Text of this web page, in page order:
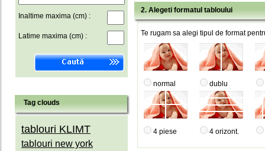
Inaltime maxima (cm) :
Latime maxima (cm) :
Tag clouds
tablouri KLIMT
tablouri new york
2. Alegeti formatul tabloului
Te rugam sa alegi tipul de format
normal dublu
4 piese 4 orizont.